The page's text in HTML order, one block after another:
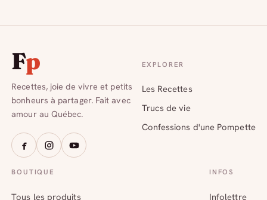
Fp
Recettes, joie de vivre et petits
bonheurs à partager. Fait avec
amour au Québec.
EXPLORER
Les Recettes
Trucs de vie
Confessions d'une Pompette
BOUTIQUE
Tous les produits
INFOS
Infolettre